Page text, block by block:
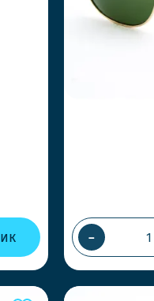
-
ПРИ ЗАМОВЛЕННІ
Працюємо швидко,
товар коли